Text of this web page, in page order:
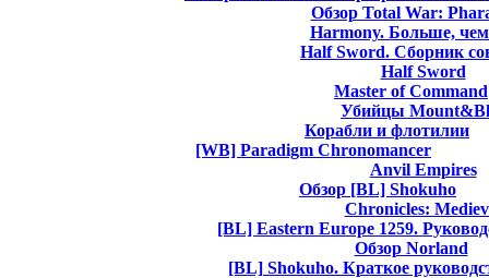
Обзор Total War:
Harmony. Больше,
Half Sword. Сборник
Half Sword
Master of Command
Убийцы
Корабли и флотилии
[WB] Paradigm Chronomancer
Anvil Empires
Обзор [BL] Shokuho
Chronicles:
[BL] Eastern Europe 1259.
Обзор Norland
[BL] Shokuho. Краткое